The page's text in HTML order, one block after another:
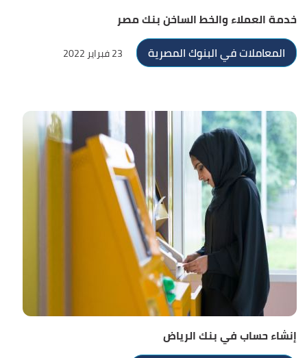
خدمة العملاء والخط الساخن بنك مصر
المعاملات في البنوك المصرية
23 فبراير 2022
إنشاء حساب في بنك الرياض